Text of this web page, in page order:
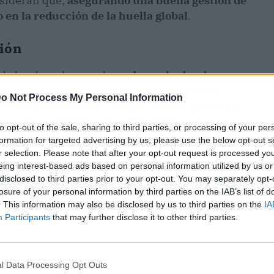
Not Process My Personal Information
opt-out of the sale, sharing to third parties, or processing of your
for targeted advertising by us, please use the below opt-out
selection. Please note that after your opt-out request is processed
interest-based ads based on personal information utilized by us
to third parties prior to your opt-out. You may separately
of your personal information by third parties on the IAB’s list of
This information may also be disclosed by us to third parties on the
Participants that may further disclose it to other third parties.
Data Processing Opt Outs
en la reducción de la huella global.
los desechos es eluso derrochador de
usar y tirar”. La
prevención, reparación,
cada vez más en una prioridad
alrededor de 2.046 millones de
en 2030, estas cantidades se incrementarán